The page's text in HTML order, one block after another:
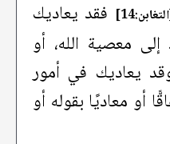
فقد يعاديك
معصية الله، أو
يعاديك في أمور
أو معاديًا بقوله أو